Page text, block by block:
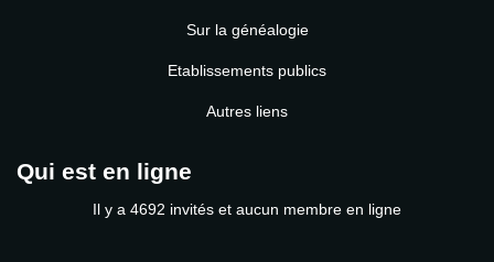
Sur la généalogie
Etablissements publics
Autres liens
Qui est en ligne
Il y a 4692 invités et aucun membre en ligne